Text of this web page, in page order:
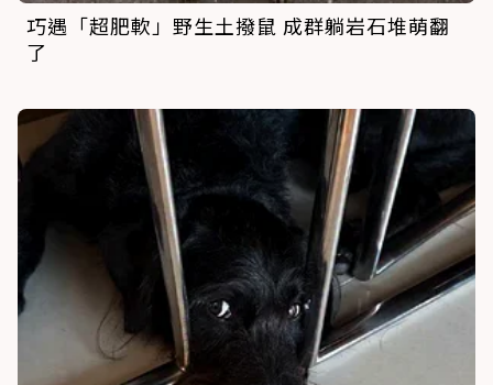
巧遇「超肥軟」野生土撥鼠 成群躺岩石堆萌翻
了